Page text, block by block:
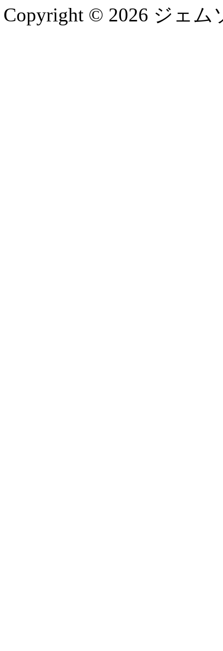
Copyright © 2026 ジェム